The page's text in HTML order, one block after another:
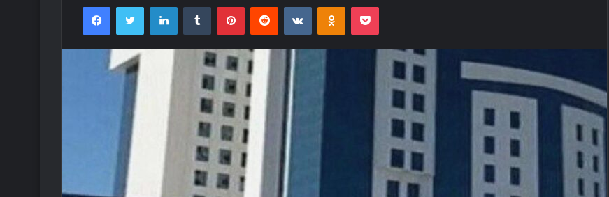
FacebookTwitter LinkedInTumblr PinterestReddit VKontakteOdnoklassniki
Pocket